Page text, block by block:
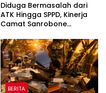
Diduga Bermasalah dari
ATK Hingga SPPD, Kinerja
Camat Sanrobone
BERITA